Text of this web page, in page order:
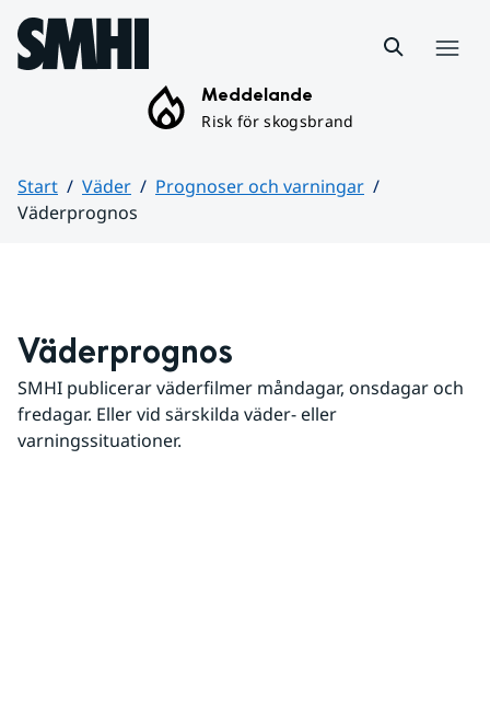
Hoppa till sidans innehåll
Meddelande
Risk för skogsbrand
Start Väder
Prognoser och varningar
Väderprognos
Väderprognos
SMHI publicerar väderfilmer måndagar, onsdagar och
fredagar. Eller vid särskilda väder- eller
varningssituationer.